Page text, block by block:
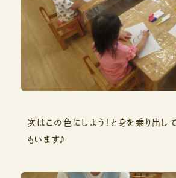
次はこの色にしよう！と身を乗り出
もいます♪